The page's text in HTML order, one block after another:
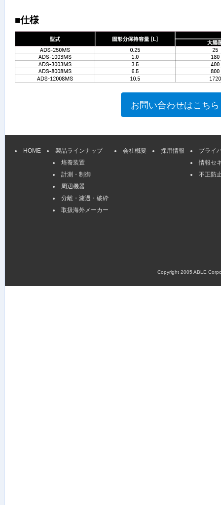
■仕様
HOME
製品ラインナップ
培養装置
計測・制御
周辺機器
分離・濾過・破砕
取扱海外メーカー
会社概要 採用情報
プライ
情報セ
不正防
Copyright 2005 ABLE